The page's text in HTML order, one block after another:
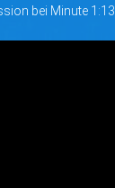
bei Minute 1:13